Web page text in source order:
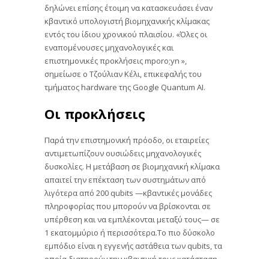
δηλώνει επίσης έτοιμη να κατασκευάσει έναν
κβαντικό υπολογιστή βιομηχανικής κλίμακας
εντός του ίδιου χρονικού πλαισίου. «Όλες οι
εναπομένουσες μηχανολογικές και
επιστημονικές προκλήσεις mporo;yn »,
σημείωσε ο Τζούλιαν Κέλι, επικεφαλής του
τμήματος hardware της Google Quantum AI.
Οι προκλήσεις
Παρά την επιστημονική πρόοδο, οι εταιρείες
αντιμετωπίζουν ουσιώδεις μηχανολογικές
δυσκολίες. Η μετάβαση σε βιομηχανική κλίμακα
απαιτεί την επέκταση των συστημάτων από
λιγότερα από 200 qubits —κβαντικές μονάδες
πληροφορίας που μπορούν να βρίσκονται σε
υπέρθεση και να εμπλέκονται μεταξύ τους— σε
1 εκατομμύριο ή περισσότερα.Το πιο δύσκολο
εμπόδιο είναι η εγγενής αστάθεια των qubits, τα